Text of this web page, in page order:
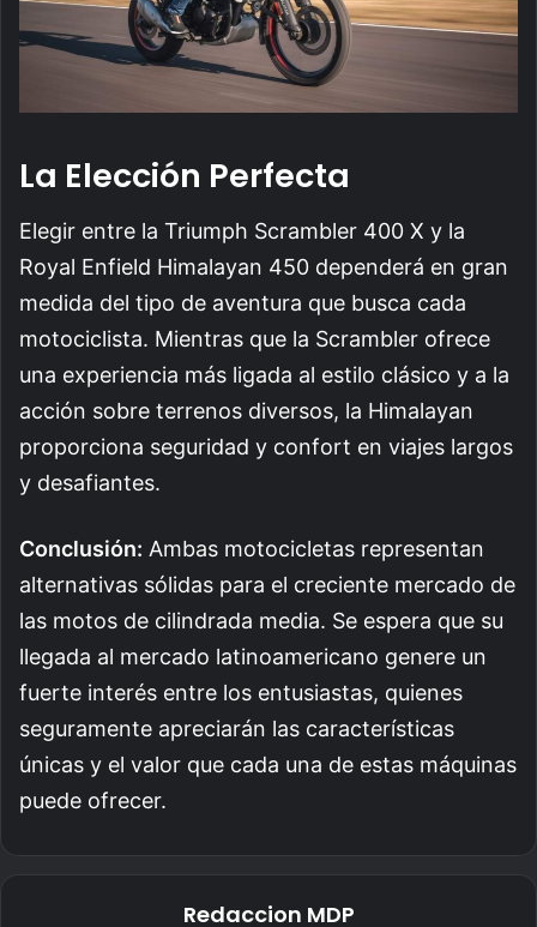
La Elección Perfecta
Elegir entre la Triumph Scrambler 400 X y la
Royal Enfield Himalayan 450 dependerá en gran
medida del tipo de aventura que busca cada
motociclista. Mientras que la Scrambler ofrece
una experiencia más ligada al estilo clásico y a la
acción sobre terrenos diversos, la Himalayan
proporciona seguridad y confort en viajes largos
y desafiantes.
Conclusión: Ambas motocicletas representan
alternativas sólidas para el creciente mercado de
las motos de cilindrada media. Se espera que su
llegada al mercado latinoamericano genere un
fuerte interés entre los entusiastas, quienes
seguramente apreciarán las características
únicas y el valor que cada una de estas máquinas
puede ofrecer.
Redaccion MDP